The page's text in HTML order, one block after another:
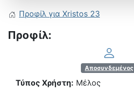
Προφίλ για Xristos 23
Προφίλ:
Αποσυνδεμένος
Τύπος Χρήστη: Μέλος